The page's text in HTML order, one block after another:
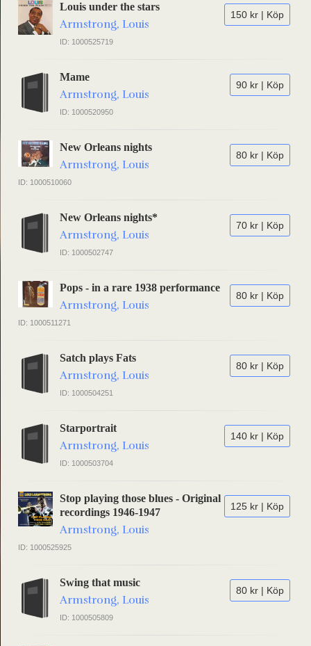
150 kr | Köp
Louis under the stars
Armstrong, Louis
ID: 1000525719
90 kr | Köp
Mame
Armstrong, Louis
ID: 1000520950
80 kr | Köp
New Orleans nights
Armstrong, Louis
ID: 1000510060
70 kr | Köp
New Orleans nights*
Armstrong, Louis
ID: 1000502747
80 kr | Köp
Pops - in a rare 1938 performance
Armstrong, Louis
ID: 1000511271
80 kr | Köp
Satch plays Fats
Armstrong, Louis
ID: 1000504251
140 kr | Köp
Starportrait
Armstrong, Louis
ID: 1000503704
125 kr | Köp
Stop playing those blues - Original
recordings 1946-1947
Armstrong, Louis
ID: 1000525925
80 kr | Köp
Swing that music
Armstrong, Louis
ID: 1000505809